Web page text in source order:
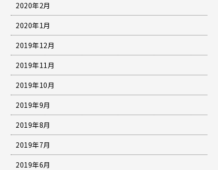
2020年2月
2020年1月
2019年12月
2019年11月
2019年10月
2019年9月
2019年8月
2019年7月
2019年6月